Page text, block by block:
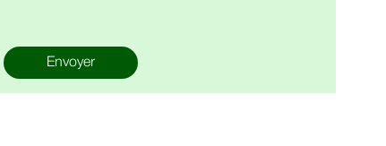
Envoyer